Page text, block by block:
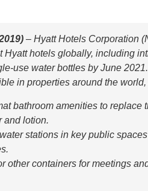
– Hyatt Hotels Corporation
Hyatt hotels globally, including
use water bottles by June
in properties around the
bathroom amenities to replace
and lotion.
stations in key public
other containers for meetings